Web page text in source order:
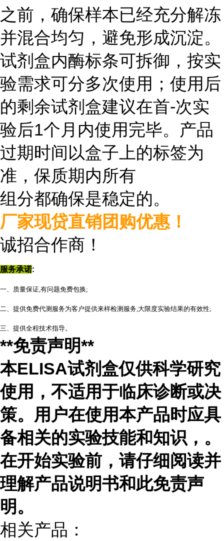
之前，确保样本已经充分解冻
并混合均匀，避免形成沉淀。
试剂盒内酶标条可拆御，按实
验需求可分多次使用；使用后
的剩余试剂盒建议在首-次实
验后1个月内使用完毕。产品
过期时间以盒子上的标签为
准，保质期内所有
组分都确保是稳定的。
厂家现贷直销团购优惠！
诚招合作商 ！
服务承诺:
一、质量保证,有问题免费包换;
二、提供免费代测服务为客户提供来样检测服务,大限度实验结果的有效性;
三、提供全程技术指导。
**免责声明**
本ELISA试剂盒仅供科学研究
使用，不适用于临床诊断或决
策。用户在使用本产品时应具
备相关的实验技能和知识， 。
在开始实验前，请仔细阅读并
理解产品说明书和此免责声
明。
相关产品：